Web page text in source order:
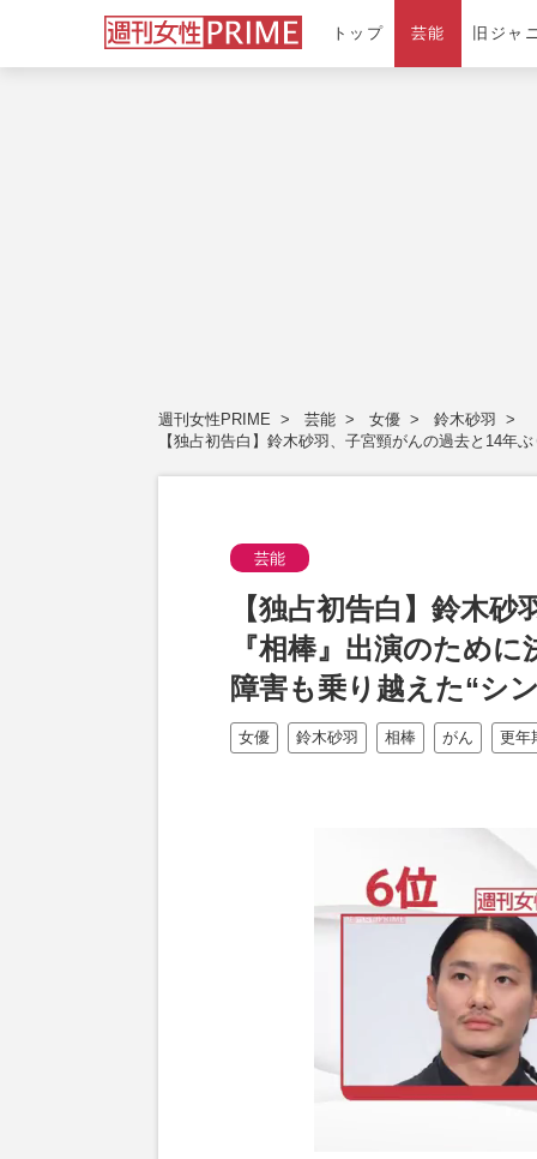
トップ 芸能 旧ジャ
週刊女性PRIME 芸能 女優
鈴木砂羽
【独占初告白】鈴木砂羽、子宮頸がんの過去と14年
芸能
【独占初告白】鈴木
『相棒』出演のため
障害も乗り越えた“シ
女優 鈴木砂羽 相棒 がん 更年